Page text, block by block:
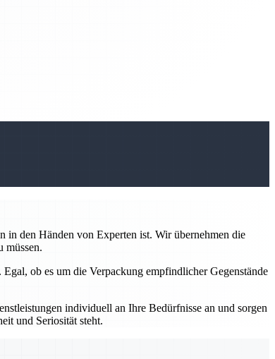
in den Händen von Experten ist. Wir übernehmen die
müssen.
ob es um die Verpackung empfindlicher Gegenstände
individuell an Ihre Bedürfnisse an und sorgen
und Seriosität steht.